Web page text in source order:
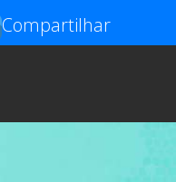
Compartilhar